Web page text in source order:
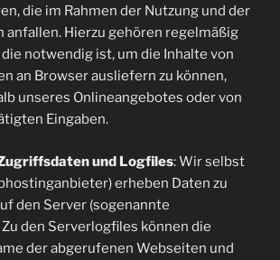
die im Rahmen der Nutzung und der
anfallen. Hierzu gehören regelmäßig
notwendig ist, um die Inhalte von
an Browser ausliefern zu können,
unseres Onlineangebotes oder von
Eingaben.
und Logfiles: Wir selbst
erheben Daten zu
den Server (sogenannte
den Serverlogfiles können die
der abgerufenen Webseiten und